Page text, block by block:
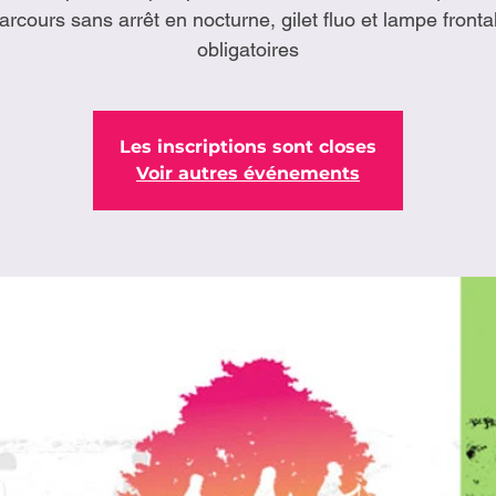
sans arrêt en nocturne, gilet fluo et lampe
obligatoires
Les inscriptions sont closes
Voir autres événements